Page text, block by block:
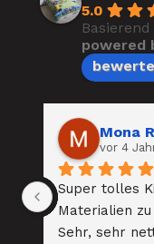
5.0
powered
Mona
vor 4
Super tolles
Materialien
Sehr, sehr